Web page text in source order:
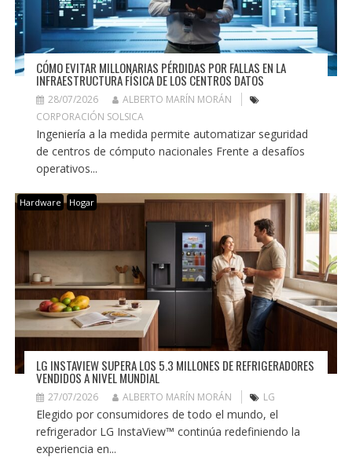
CÓMO EVITAR MILLONARIAS PÉRDIDAS POR FALLAS EN LA
INFRAESTRUCTURA FÍSICA DE LOS CENTROS DATOS
28/07/2026
ALBERTO MARÍN MORÁN
CORPORACIÓN SOLSICA
Ingeniería a la medida permite automatizar seguridad
de centros de cómputo nacionales Frente a desafíos
operativos...
Hardware Hogar
LG INSTAVIEW SUPERA LOS 5.3 MILLONES DE REFRIGERADORES
VENDIDOS A NIVEL MUNDIAL
27/07/2026 ALBERTO MARÍN MORÁN LG
Elegido por consumidores de todo el mundo, el
refrigerador LG InstaView™ continúa redefiniendo la
experiencia en...